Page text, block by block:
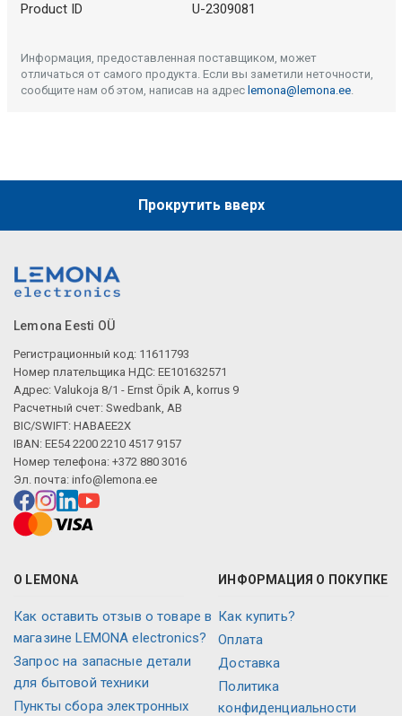
Product ID U-2309081
Информация, предоставленная поставщиком, может
отличаться от самого продукта. Если вы заметили неточности,
сообщите нам об этом, написав на адрес lemona@lemona.ee.
Прокрутить вверх
Lemona Eesti OÜ
Регистрационный код: 11611793
Номер плательщика НДС: EE101632571
Адрес: Valukoja 8/1 - Ernst Öpik A, korrus 9
Расчетный счет: Swedbank, AB
BIC/SWIFT: HABAEE2X
IBAN: EE54 2200 2210 4517 9157
Номер телефона: +372 880 3016
Эл. почта: info@lemona.ee
О LEMONA
Как оставить отзыв о товаре в
магазине LEMONA electronics?
Запрос на запасные детали
для бытовой техники
Пункты сбора электронных
ИНФОРМАЦИЯ О ПОКУПКЕ
Как купить?
Оплата
Доставка
Политика
конфиденциальности